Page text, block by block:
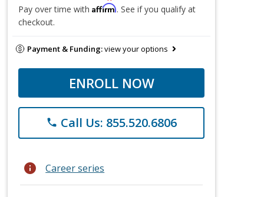
Pay over time with Affirm. See if you qualify at
checkout.
Payment & Funding:view your options
ENROLL NOW
phone Call Us: 855.520.6806
info Career series